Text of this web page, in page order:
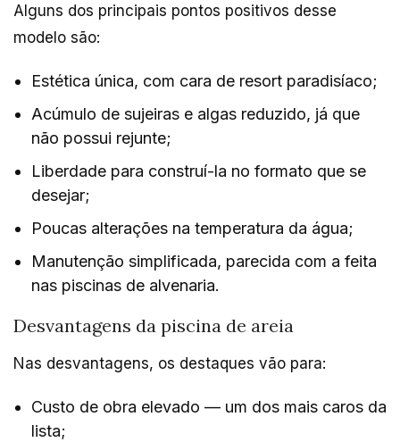
Alguns dos principais pontos positivos desse
modelo são:
Estética única, com cara de resort paradisíaco;
Acúmulo de sujeiras e algas reduzido, já que
não possui rejunte;
Liberdade para construí-la no formato que se
desejar;
Poucas alterações na temperatura da água;
Manutenção simplificada, parecida com a feita
nas piscinas de alvenaria.
Desvantagens da piscina de areia
Nas desvantagens, os destaques vão para:
Custo de obra elevado — um dos mais caros da
lista;